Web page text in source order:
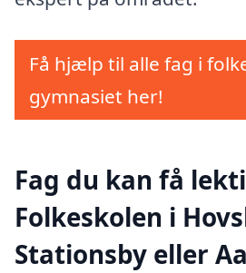
Få hjælp til alle fag i
gymnasiet her!
Fag du kan få
Folkeskolen i
Stationsby eller